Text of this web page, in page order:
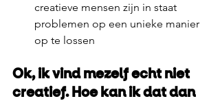
creatieve mensen zijn in staat
problemen op een unieke manier
op te lossen
Ok, ik vind mezelf echt niet
creatief. Hoe kan ik dat dan